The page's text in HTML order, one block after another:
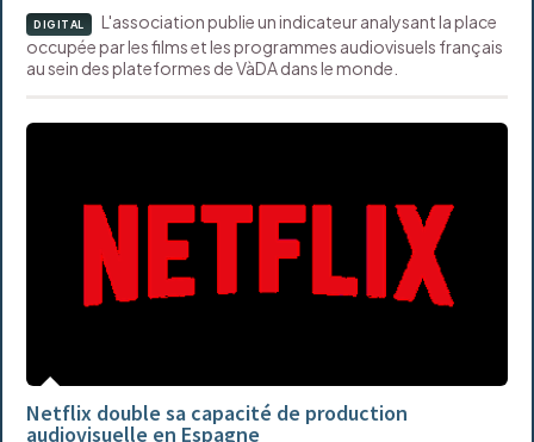
DIGITAL
L'association publie un indicateur analysant la place
occupée par les films et les programmes audiovisuels français
au sein des plateformes de VàDA dans le monde.
Netflix double sa capacité de production
audiovisuelle en Espagne